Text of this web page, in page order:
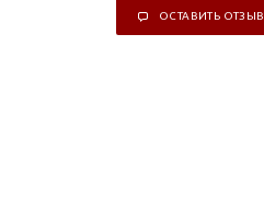
ОСТАВИТЬ ОТЗЫВ